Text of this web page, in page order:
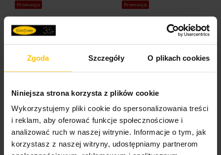
Zgoda Szczegóły O plikach cookies
Niniejsza strona korzysta z plików cookie
Wykorzystujemy pliki cookie do spersonalizowania treści
i reklam, aby oferować funkcje społecznościowe i
analizować ruch w naszej witrynie. Informacje o tym, jak
korzystasz z naszej witryny, udostępniamy partnerom
Promocja Promocja